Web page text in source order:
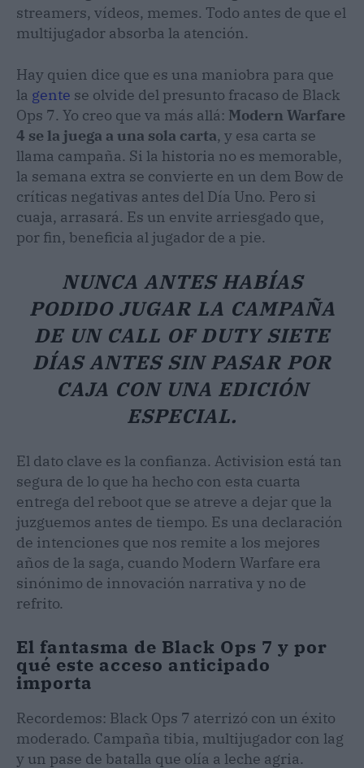
streamers, vídeos, memes. Todo antes de que el
multijugador absorba la atención.
Hay quien dice que es una maniobra para que
la gente se olvide del presunto fracaso de Black
Ops 7. Yo creo que va más allá: Modern Warfare
4 se la juega a una sola carta, y esa carta se
llama campaña. Si la historia no es memorable,
la semana extra se convierte en un dem Bow de
críticas negativas antes del Día Uno. Pero si
cuaja, arrasará. Es un envite arriesgado que,
por fin, beneficia al jugador de a pie.
NUNCA ANTES HABÍAS
PODIDO JUGAR LA CAMPAÑA
DE UN CALL OF DUTY SIETE
DÍAS ANTES SIN PASAR POR
CAJA CON UNA EDICIÓN
ESPECIAL.
El dato clave es la confianza. Activision está tan
segura de lo que ha hecho con esta cuarta
entrega del reboot que se atreve a dejar que la
juzguemos antes de tiempo. Es una declaración
de intenciones que nos remite a los mejores
años de la saga, cuando Modern Warfare era
sinónimo de innovación narrativa y no de
refrito.
El fantasma de Black Ops 7 y por
qué este acceso anticipado
importa
Recordemos: Black Ops 7 aterrizó con un éxito
moderado. Campaña tibia, multijugador con lag
y un pase de batalla que olía a leche agria.